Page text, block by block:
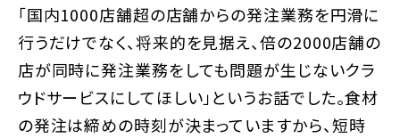
「国内1000店舗超の店舗からの発注業務を円滑に
行うだけでなく、将来的を見据え、倍の2000店舗の
店が同時に発注業務をしても問題が生じないクラ
ウドサービスにしてほしい」というお話でした。食材
の発注は締めの時刻が決まっていますから、短時